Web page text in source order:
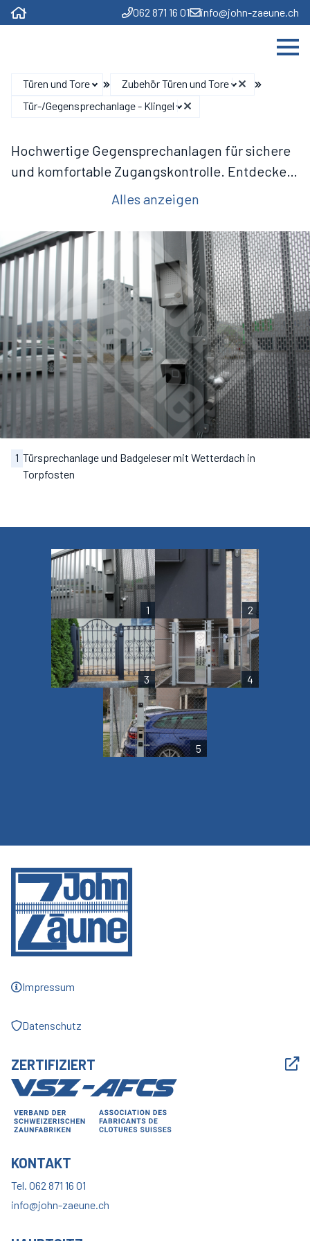
062 871 16 01 info@john-zaeune.ch
Türen und Tore
Zubehör Türen und Tore
Tür-/Gegensprechanlage - Klingel
Alles anzeigen
Hochwertige Gegensprechanlagen für sichere
und komfortable Zugangskontrolle. Entdecken
Sie jetzt unsere Auswahl
1 Türsprechanlage und Badgeleser mit Wetterdach in
Torpfosten
1 2
3 4
5
KONTAKT
Tel. 062 871 16 01
info@john-zaeune.ch
ZERTIFIZIERT
Impressum
Datenschutz